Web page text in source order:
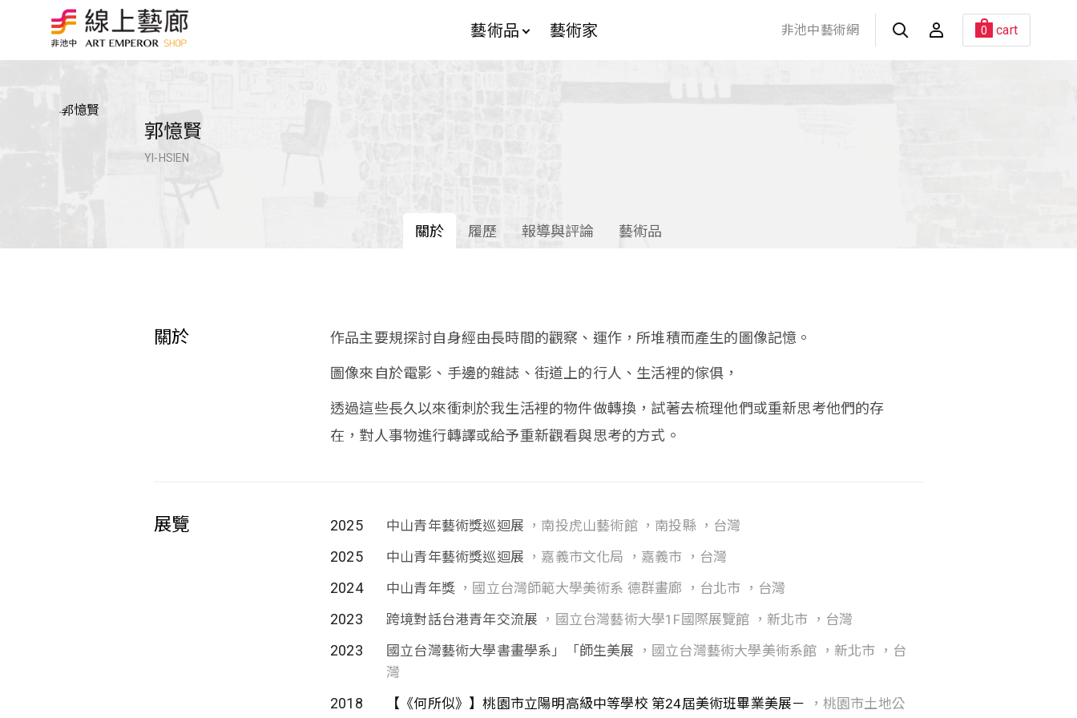
藝術品 藝術家 非池中藝術網 0 cart
郭憶賢
YI-HSIEN
關於 履歷 報導與評論 藝術品
關於 作品主要規探討自身經由長時間的觀察、運作，所堆積而產生的圖像記憶。
圖像來自於電影、手邊的雜誌、街道上的行人、生活裡的傢俱，
透過這些長久以來衝刺於我生活裡的物件做轉換，試著去梳理他們或重新思考他們的存
在，對人事物進行轉譯或給予重新觀看與思考的方式。
展覽 2025 中山青年藝術獎巡迴展 ，南投虎山藝術館 ，南投縣 ，台灣
2025 中山青年藝術獎巡迴展 ，嘉義市文化局 ，嘉義市 ，台灣
2024 中山青年獎 ，國立台灣師範大學美術系 德群畫廊 ，台北市 ，台灣
2023 跨境對話台港青年交流展 ，國立台灣藝術大學1F國際展覽館 ，新北市 ，台灣
2023 國立台灣藝術大學書畫學系」「師生美展 ，國立台灣藝術大學美術系館 ，新北市 ，台
灣
2018 【《何所似》】桃園市立陽明高級中等學校 第24屆美術班畢業美展－
，桃園市土地公